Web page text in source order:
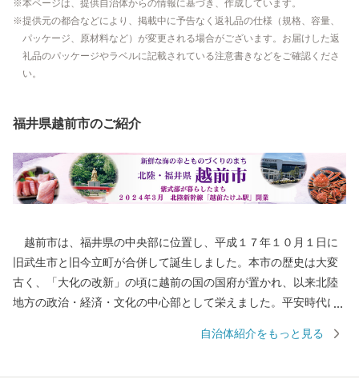
本ページは、提供自治体からの情報に基づき、作成しています。
提供元の都合などにより、掲載中に予告なく返礼品の仕様（規格、容量、
パッケージ、原材料など）が変更される場合がございます。お届けした返
礼品のパッケージやラベルに記載されている注意書きなどをご確認くださ
い。
福井県越前市のご紹介
越前市は、福井県の中央部に位置し、平成１７年１０月１日に
旧武生市と旧今立町が合併して誕生しました。本市の歴史は大変
古く、「大化の改新」の頃に越前の国の国府が置かれ、以来北陸
地方の政治・経済・文化の中心部として栄えました。平安時代に
を離れ、多感な少女時代を過ごした地でもあります。 産業面で
自治体紹介をもっと見る